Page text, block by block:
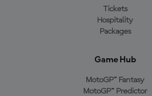
Tickets
Hospitality
Packages
Game Hub
MotoGP™ Fantasy
MotoGP™ Predictor